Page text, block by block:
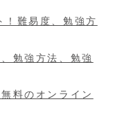
！難易度、勉強方
勉強方法、勉強
料のオンライン